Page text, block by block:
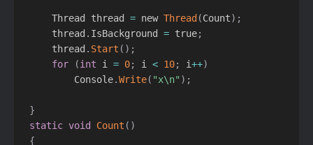
     Thread thread
= new Thread(Count) ;
     thread
. IsBackground = true;
     thread
. Start ( ) ;
for
(int i = 0; i < 10; i++)
         Console
.Write( "x\n" ) ;
}
static void Count ( )
{